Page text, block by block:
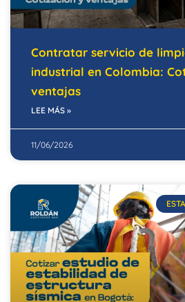
Contratar servicio de
industrial en Colombia:
ventajas
LEE MÁS »
11/06/2026